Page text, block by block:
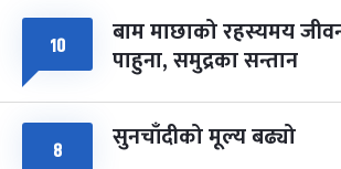
८ फागुपूर्णिमा
चैत्र ८, २०८३-Mar 22, 2027
१० बाम माछाको रहस्यमय
पाहुना, समुद्रका सन्तान
८ सुनचाँदीको मूल्य बढ्यो